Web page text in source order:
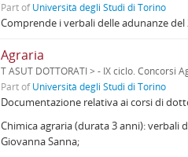
Part ofUniversità degli Studi di Torino
Comprende i verbali delle adunanze del
Agraria
T ASUT DOTTORATI > - IX ciclo. Concorsi
Part ofUniversità degli Studi di Torino
Documentazione relativa ai corsi di
Chimica agraria (durata 3 anni): verbali
Giovanna Sanna;